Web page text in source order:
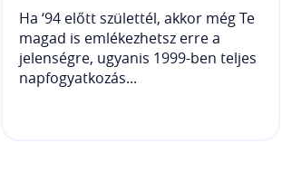
Ha ‘94 előtt születtél, akkor még Te
magad is emlékezhetsz erre a
jelenségre, ugyanis 1999-ben teljes
napfogyatkozás...